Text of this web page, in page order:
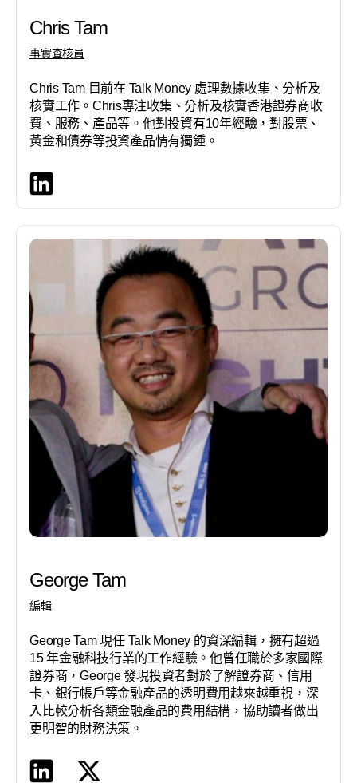
Chris Tam
事實查核員
Chris Tam 目前在 Talk Money 處理數據收集、分析及
核實工作。Chris專注收集、分析及核實香港證券商收
費、服務、產品等。他對投資有10年經驗，對股票、
黃金和債券等投資產品情有獨鍾。
George Tam
編輯
George Tam 現任 Talk Money 的資深編輯，擁有超過
15 年金融科技行業的工作經驗。他曾任職於多家國際
證券商，George 發現投資者對於了解證券商、信用
卡、銀行帳戶等金融產品的透明費用越來越重視，深
入比較分析各類金融產品的費用結構，協助讀者做出
更明智的財務決策。